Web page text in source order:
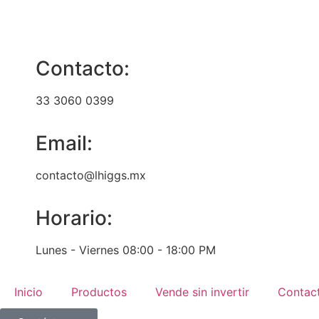
Contacto:
33 3060 0399
Email:
contacto@lhiggs.mx
Horario:
Lunes - Viernes 08:00 - 18:00 PM
Inicio Productos Vende sin invertir